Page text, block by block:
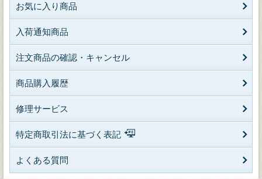
お気に入り商品
入荷通知商品
注文商品の確認・キャンセル
商品購入履歴
修理サービス
特定商取引法に基づく表記
よくある質問